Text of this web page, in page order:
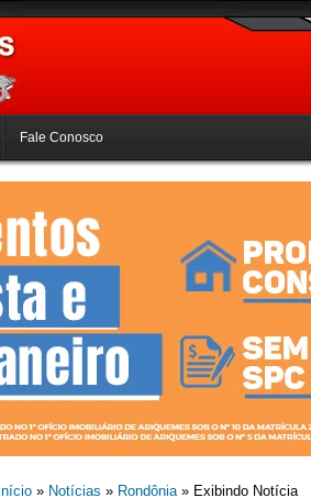
Fale Conosco
Início» Notícias » Rondônia» Exibindo Notícia